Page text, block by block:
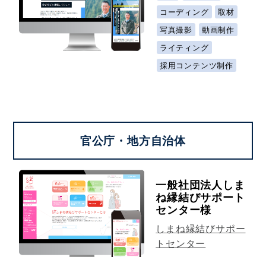
コーディング
取材
写真撮影
動画制作
ライティング
採用コンテンツ制作
官公庁・地方自治体
一般社団法人しま
ね縁結びサポート
センター様
しまね縁結びサポー
トセンター